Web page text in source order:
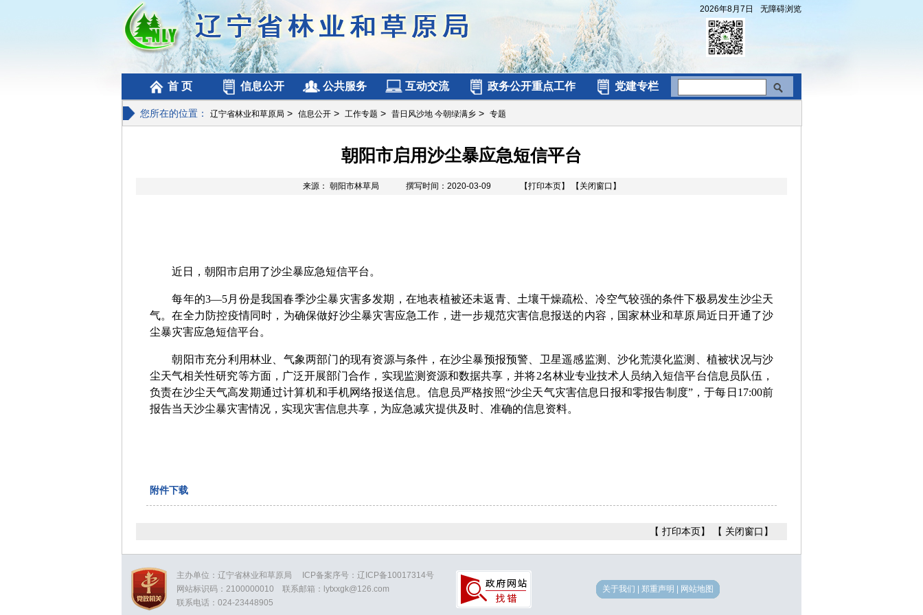
无障碍浏览
2026年8月7日
首 页 信息公开 公共服务 互动交流 政务公开重点工作 党建专栏
您所在的位置： 辽宁省林业和草原局 > 信息公开 > 工作专题 > 昔日风沙地 今朝绿满乡 > 专题
朝阳市启用沙尘暴应急短信平台
来源： 朝阳市林草局 撰写时间：2020-03-09 【打印本页】 【关闭窗口】
近日，朝阳市启用了沙尘暴应急短信平台。
每年的3—5月份是我国春季沙尘暴灾害多发期，在地表植被还未返青、土壤干燥疏松、冷空气较强的条件下极易发生沙尘天
气。在全力防控疫情同时，为确保做好沙尘暴灾害应急工作，进一步规范灾害信息报送的内容，国家林业和草原局近日开通了沙
尘暴灾害应急短信平台。
朝阳市充分利用林业、气象两部门的现有资源与条件，在沙尘暴预报预警、卫星遥感监测、沙化荒漠化监测、植被状况与沙
尘天气相关性研究等方面，广泛开展部门合作，实现监测资源和数据共享，并将2名林业专业技术人员纳入短信平台信息员队伍，
负责在沙尘天气高发期通过计算机和手机网络报送信息。信息员严格按照“沙尘天气灾害信息日报和零报告制度”，于每日17:00前
报告当天沙尘暴灾害情况，实现灾害信息共享，为应急减灾提供及时、准确的信息资料。
附件下载
【 打印本页】 【 关闭窗口 】
主办单位：辽宁省林业和草原局
ICP备案序号：辽ICP备10017314号
网站标识码：2100000010
联系邮箱：lytxxgk@126.com
联系电话：024-23448905
关于我们 | 郑重声明 | 网站地图